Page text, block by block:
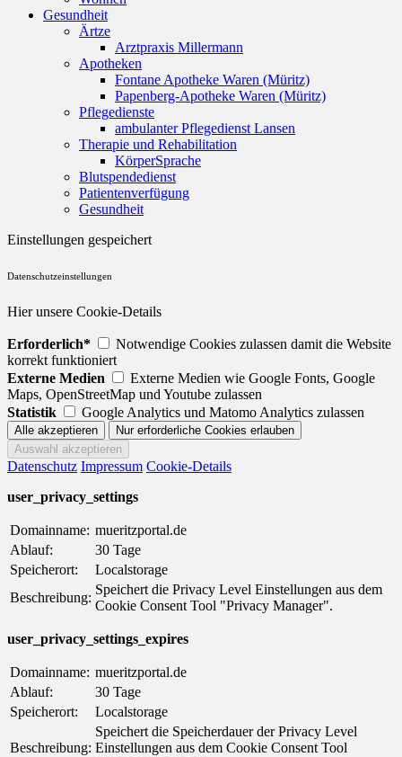
Gesundheit
Ärtze
Arztpraxis Millermann
Apotheken
Fontane Apotheke Waren (Müritz)
Papenberg-Apotheke Waren (Müritz)
Pflegedienste
ambulanter Pflegedienst Lansen
Therapie und Rehabilitation
KörperSprache
Blutspendedienst
Patientenverfügung
Gesundheit
Einstellungen gespeichert
Datenschutzeinstellungen
Hier unsere Cookie-Details
Erforderlich*
Notwendige Cookies zulassen damit die Website
korrekt funktioniert
Externe Medien
Externe Medien wie Google Fonts, Google
Maps, OpenStreetMap und Youtube zulassen
Statistik
Google Analytics und Matomo Analytics zulassen
Datenschutz Impressum Cookie-Details
user_privacy_settings
Domainname: mueritzportal.de
Ablauf:
30 Tage
Speicherort:
Localstorage
Beschreibung:
Speichert die Privacy Level Einstellungen aus dem
Cookie Consent Tool "Privacy Manager".
user_privacy_settings_expires
Domainname: mueritzportal.de
Ablauf:
30 Tage
Speicherort:
Localstorage
Beschreibung:
Speichert die Speicherdauer der Privacy Level
Einstellungen aus dem Cookie Consent Tool